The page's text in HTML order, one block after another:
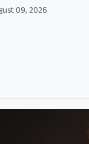
09, 2026